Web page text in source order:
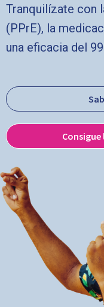
Tranquilízate con
(PPrE), la
una eficacia del
Consigue